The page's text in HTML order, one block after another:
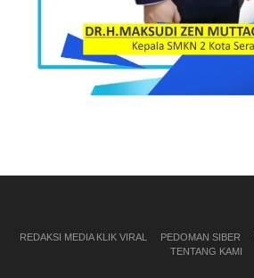
REDAKSI MEDIA KLIK VIRAL PEDOMAN SIBER
TENTANG KAMI